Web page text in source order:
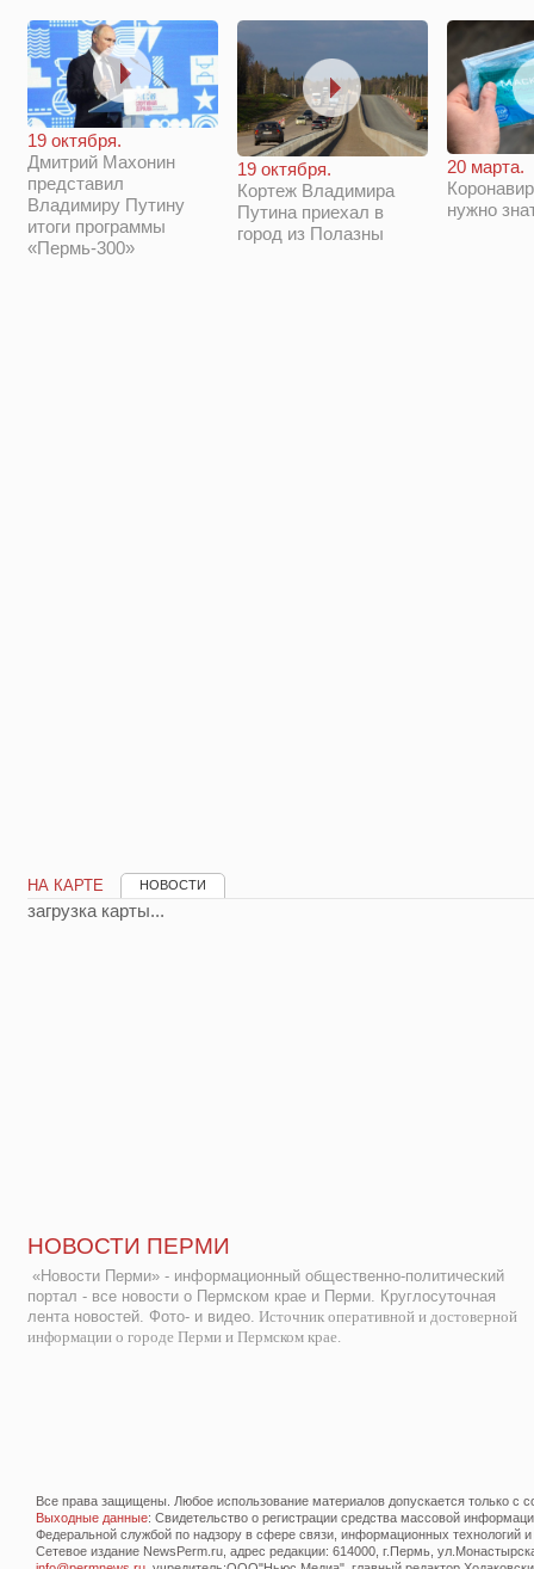
19 октября.
Дмитрий Махонин
представил
Владимиру Путину
итоги программы
«Пермь-300»
19 октября.
Кортеж Владимира
Путина приехал в
город из Полазны
20 марта.
нужно
НА КАРТЕ НОВОСТИ
загрузка карты...
НОВОСТИ ПЕРМИ
«Новости Перми» - информационный общественно-политический
портал - все новости о Пермском крае и Перми. Круглосуточная
лента новостей. Фото- и видео. Источник оперативной и достоверной
информации о городе Перми и Пермском крае.
Все права защищены. Любое использование материалов допускается только с
Выходные данные: Свидетельство о регистрации средства массовой
Федеральной службой по надзору в сфере связи, информационных технологий
Сетевое издание NewsPerm.ru, адрес редакции: 614000, г.Пермь,